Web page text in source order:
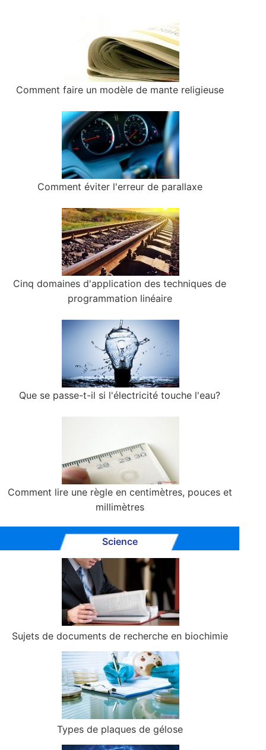
Comment faire un modèle de mante religieuse
Comment éviter l'erreur de parallaxe
Cinq domaines d'application des techniques de
programmation linéaire
Que se passe-t-il si l'électricité touche l'eau?
Comment lire une règle en centimètres, pouces et
millimètres
Science
Sujets de documents de recherche en biochimie
Types de plaques de gélose